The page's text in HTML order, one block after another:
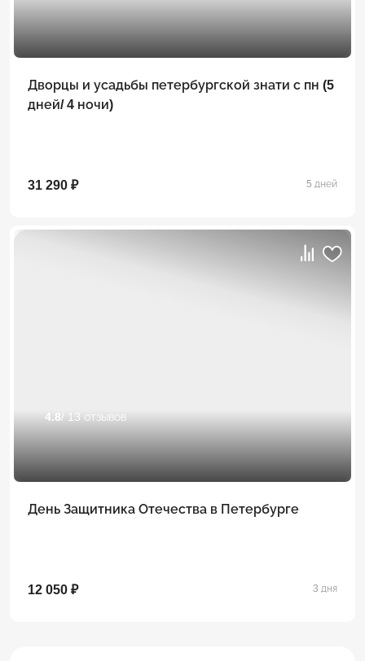
Дворцы и усадьбы петербургской знати с пн (5
дней/ 4 ночи)
31 290 ₽ 5 дней
4.8/ 13 отзывов
День Защитника Отечества в Петербурге
12 050 ₽ 3 дня